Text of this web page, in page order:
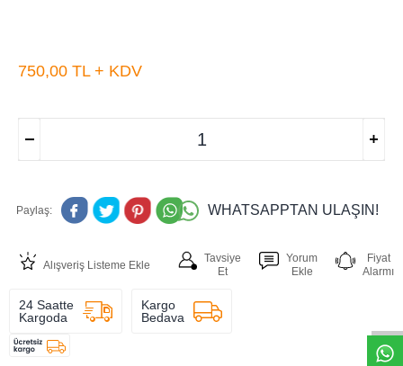
750,00 TL + KDV
Paylaş: WHATSAPPTAN ULAŞIN!
Alışveriş Listeme Ekle
Tavsiye
Et
Yorum
Ekle
Fiyat
Alarmı
24 Saatte
Kargoda
Kargo
Bedava